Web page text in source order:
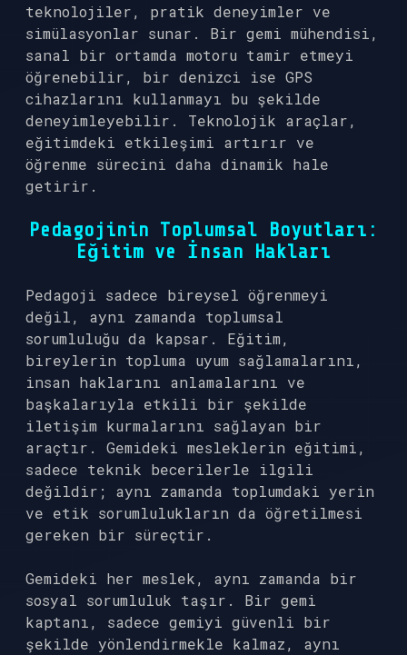
teknolojiler, pratik deneyimler ve
simülasyonlar sunar. Bir gemi mühendisi,
sanal bir ortamda motoru tamir etmeyi
öğrenebilir, bir denizci ise GPS
cihazlarını kullanmayı bu şekilde
deneyimleyebilir. Teknolojik araçlar,
eğitimdeki etkileşimi artırır ve
öğrenme sürecini daha dinamik hale
getirir.
Pedagojinin Toplumsal Boyutları:
Eğitim ve İnsan Hakları
Pedagoji sadece bireysel öğrenmeyi
değil, aynı zamanda toplumsal
sorumluluğu da kapsar. Eğitim,
bireylerin topluma uyum sağlamalarını,
insan haklarını anlamalarını ve
başkalarıyla etkili bir şekilde
iletişim kurmalarını sağlayan bir
araçtır. Gemideki mesleklerin eğitimi,
sadece teknik becerilerle ilgili
değildir; aynı zamanda toplumdaki yerin
ve etik sorumlulukların da öğretilmesi
gereken bir süreçtir.
Gemideki her meslek, aynı zamanda bir
sosyal sorumluluk taşır. Bir gemi
kaptanı, sadece gemiyi güvenli bir
şekilde yönlendirmekle kalmaz, aynı